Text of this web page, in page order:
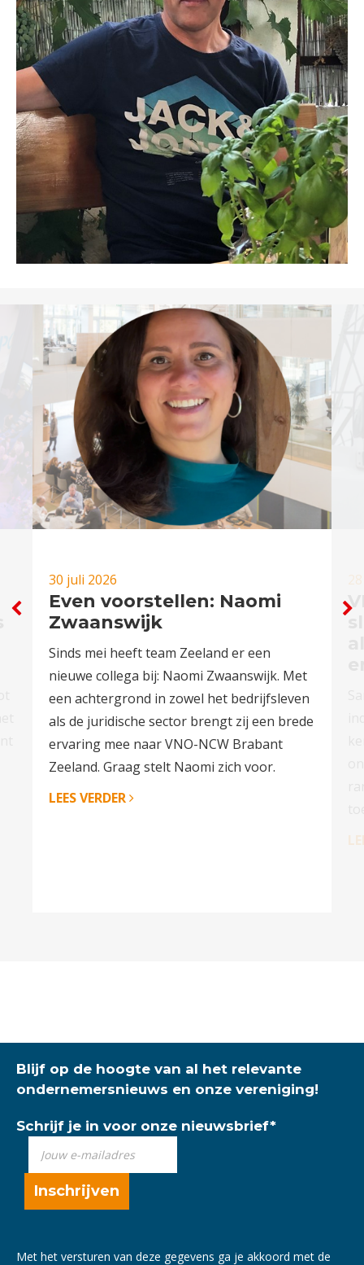
30 juli 2026
Even voorstellen: Naomi
Zwaanswijk
Sinds mei heeft team Zeeland er een
nieuwe collega bij: Naomi Zwaanswijk. Met
een achtergrond in zowel het bedrijfsleven
als de juridische sector brengt zij een brede
ervaring mee naar VNO-NCW Brabant
Zeeland. Graag stelt Naomi zich voor.
LEES VERDER
Blijf op de hoogte van al het relevante
ondernemersnieuws en onze vereniging!
Schrijf je in voor onze nieuwsbrief*
Met het versturen van deze gegevens ga je akkoord met de